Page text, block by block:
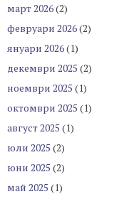
март 2026(2)
февруари 2026(2)
януари 2026(1)
декември 2025 (2)
ноември 2025 (1)
октомври 2025 (1)
август 2025 (1)
юли 2025 (2)
юни 2025 (2)
май 2025 (1)